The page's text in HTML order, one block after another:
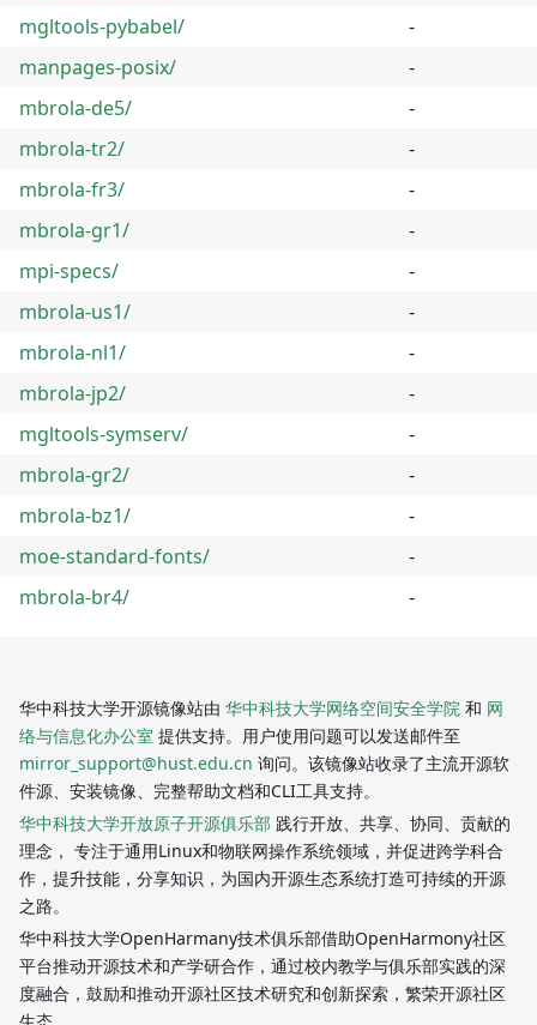
mgltools-pybabel/
-
manpages-posix/
-
mbrola-de5/
-
mbrola-tr2/
-
mbrola-fr3/
-
mbrola-gr1/
-
mpi-specs/
-
mbrola-us1/
-
mbrola-nl1/
-
mbrola-jp2/
-
mgltools-symserv/
-
mbrola-gr2/
-
mbrola-bz1/
-
moe-standard-fonts/
-
mbrola-br4/
-
华中科技大学开源镜像站由 华中科技大学网络空间安全学院 和 网
络与信息化办公室 提供支持。用户使用问题可以发送邮件至
mirror_support@hust.edu.cn 询问。该镜像站收录了主流开源软
件源、安装镜像、完整帮助文档和CLI工具支持。
华中科技大学开放原子开源俱乐部 践行开放、共享、协同、贡献的
理念， 专注于通用Linux和物联网操作系统领域，并促进跨学科合
作，提升技能，分享知识，为国内开源生态系统打造可持续的开源
之路。
华中科技大学OpenHarmany技术俱乐部借助OpenHarmony社区
平台推动开源技术和产学研合作，通过校内教学与俱乐部实践的深
度融合，鼓励和推动开源社区技术研究和创新探索，繁荣开源社区